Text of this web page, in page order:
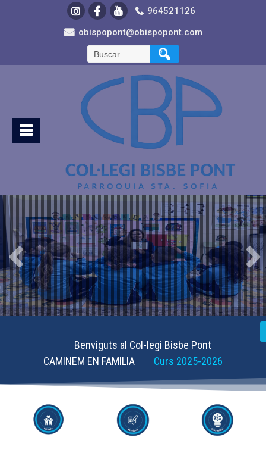
964521126
obispopont@obispopont.com
Benviguts al Col-legi Bisbe Pont
CAMINEM EN FAMILIA Curs 2025-2026